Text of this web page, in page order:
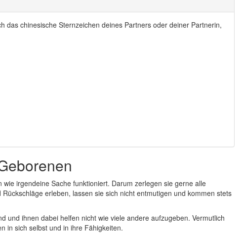
das chinesische Sternzeichen deines Partners oder deiner Partnerin,
irgendeine Sache funktioniert. Darum zerlegen sie gerne alle
erleben, lassen sie sich nicht entmutigen und kommen stets
und ihnen dabei helfen nicht wie viele andere aufzugeben. Vermutlich
in sich selbst und in ihre Fähigkeiten.